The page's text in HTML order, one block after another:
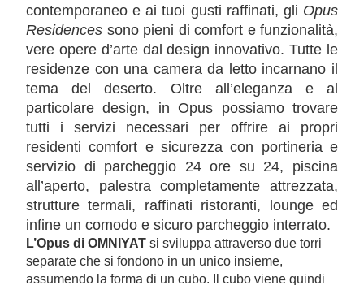
contemporaneo e ai tuoi gusti raffinati, gli Opus
Residences sono pieni di comfort e funzionalità,
vere opere d’arte dal design innovativo. Tutte le
residenze con una camera da letto incarnano il
tema del deserto. Oltre all’eleganza e al
particolare design, in Opus possiamo trovare
tutti i servizi necessari per offrire ai propri
residenti comfort e sicurezza con portineria e
servizio di parcheggio 24 ore su 24, piscina
all’aperto, palestra completamente attrezzata,
strutture termali, raffinati ristoranti, lounge ed
infine un comodo e sicuro parcheggio interrato.
L’Opus di OMNIYAT si sviluppa attraverso due torri
separate che si fondono in un unico insieme,
assumendo la forma di un cubo. Il cubo viene quindi